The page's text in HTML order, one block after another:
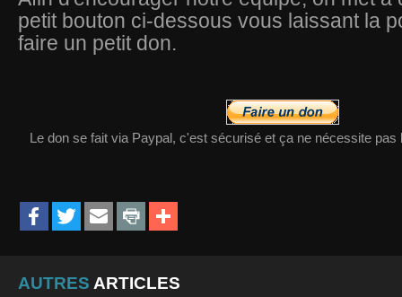
petit bouton ci-dessous vous laissant la
faire un petit don.
Le don se fait via Paypal, c'est sécurisé et ça ne nécessite pas
AUTRES ARTICLES